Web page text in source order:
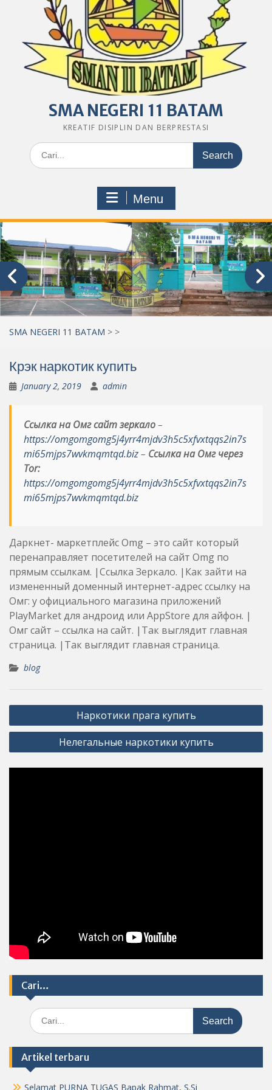
SMA NEGERI 11 BATAM
KREATIF DISIPLIN DAN BERPRESTASI
Search
for:
Menu
SMA NEGERI 11 BATAM > >
Крэк наркотик купить
January 2, 2019 admin
Ссылка на Омг сайт зеркало–
https://omgomgomg5j4yrr4mjdv3h5c5xfvxtqqs2in7s
mi65mjps7wvkmqmtqd.biz– Ссылка на Омг через
Tor:
https://omgomgomg5j4yrr4mjdv3h5c5xfvxtqqs2in7s
mi65mjps7wvkmqmtqd.biz
Даркнет- маркетплейс Omg – это сайт который
перенаправляет посетителей на сайт Omg по
прямым ссылкам. |Ссылка Зеркало. |Как зайти на
измененный доменный интернет-адрес ссылку на
Омг: у официального магазина приложений
PlayMarket для андроид или AppStore для айфон. |
Омг сайт – ссылка на сайт. |Так выглядит главная
страница. |Так выглядит главная страница.
blog
Post
navigation
Наркотики прага купить
Нелегальные наркотики купить
Cari…
Search
for:
Artikel terbaru
Selamat PURNA TUGAS Bapak Rahmat, S.Si